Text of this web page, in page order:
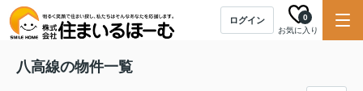
ログイン
お気に入り
0
八高線の物件一覧